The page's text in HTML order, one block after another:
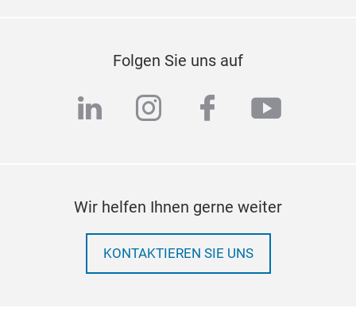
Folgen Sie uns auf
linkedininstagram
facebook
Wir helfen Ihnen gerne weiter
KONTAKTIEREN SIE UNS